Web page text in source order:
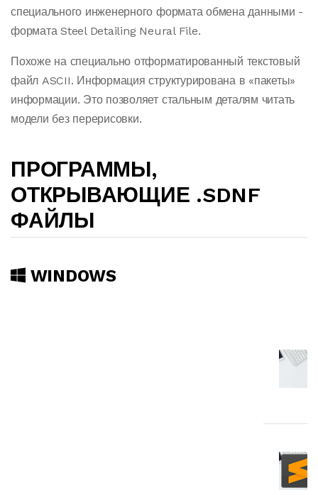
специального инженерного формата обмена данными -
формата Steel Detailing Neural File.
Похоже на специально отформатированный текстовый
файл ASCII. Информация структурирована в «пакеты»
информации. Это позволяет стальным деталям читать
модели без перерисовки.
ПРОГРАММЫ,
ОТКРЫВАЮЩИЕ .SDNF
ФАЙЛЫ
WINDOWS